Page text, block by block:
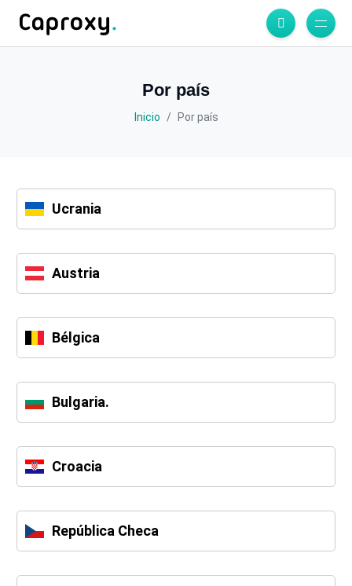
Por país
Inicio Por país
Ucrania
Austria
Bélgica
Bulgaria.
Croacia
República Checa